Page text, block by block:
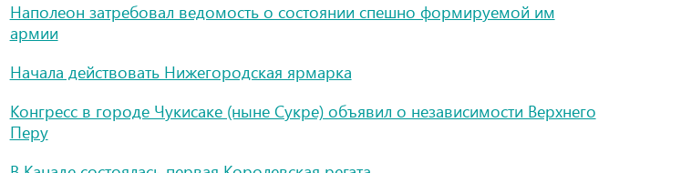
Наполеон затребовал ведомость о состоянии спешно формируемой им
армии
Начала действовать Нижегородская ярмарка
Конгресс в городе Чукисаке (ныне Сукре) объявил о независимости Верхнего
Перу